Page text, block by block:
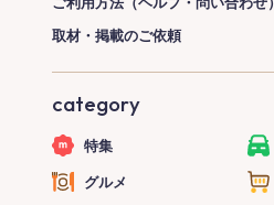
取材・掲載のご依頼
category
特集
グルメ